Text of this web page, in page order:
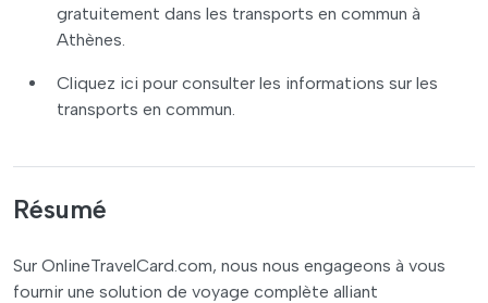
gratuitement dans les transports en commun à
Athènes.
Cliquez ici pour consulter les informations sur les
transports en commun.
Résumé
Sur OnlineTravelCard.com, nous nous engageons à vous
fournir une solution de voyage complète alliant